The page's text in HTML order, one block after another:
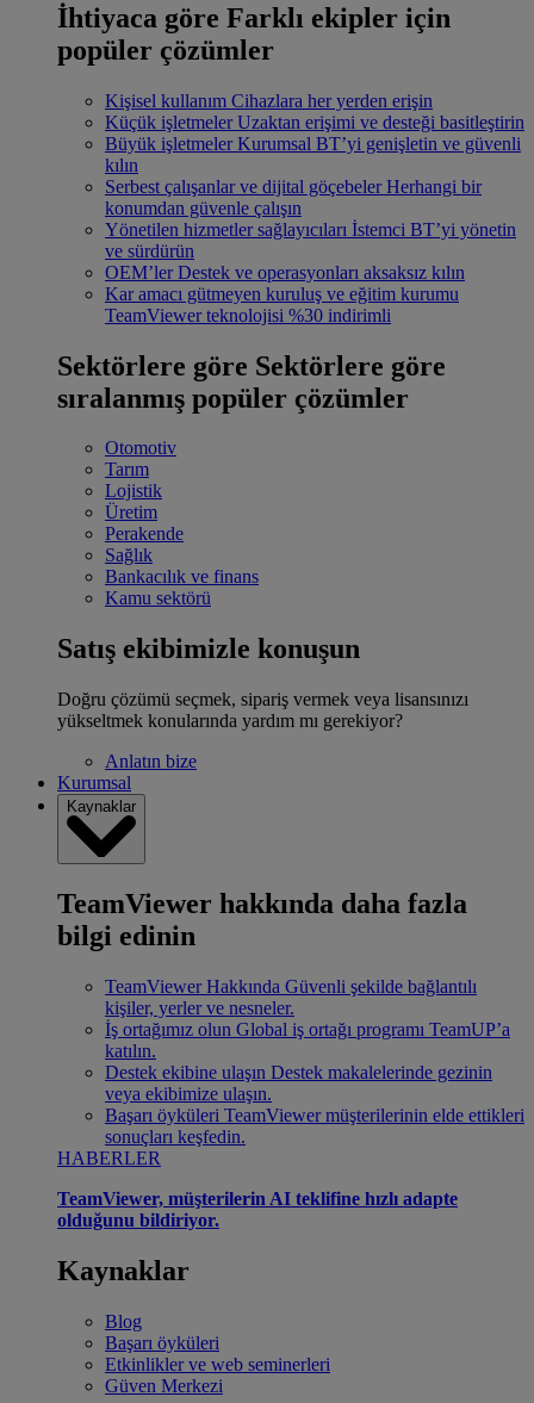
İhtiyaca göre Farklı ekipler için
popüler çözümler
Kişisel kullanım Cihazlara her yerden erişin
Küçük işletmeler Uzaktan erişimi ve desteği basitleştirin
Büyük işletmeler Kurumsal BT’yi genişletin ve güvenli
kılın
Serbest çalışanlar ve dijital göçebeler Herhangi bir
konumdan güvenle çalışın
Yönetilen hizmetler sağlayıcıları İstemci BT’yi yönetin
ve sürdürün
OEM’ler Destek ve operasyonları aksaksız kılın
Kar amacı gütmeyen kuruluş ve eğitim kurumu
TeamViewer teknolojisi %30 indirimli
Sektörlere göre Sektörlere göre
sıralanmış popüler çözümler
Otomotiv
Tarım
Lojistik
Üretim
Perakende
Sağlık
Bankacılık ve finans
Kamu sektörü
Satış ekibimizle konuşun
Doğru çözümü seçmek, sipariş vermek veya lisansınızı
yükseltmek konularında yardım mı gerekiyor?
Anlatın bize
Kurumsal
Kaynaklar
TeamViewer hakkında daha fazla
bilgi edinin
TeamViewer Hakkında Güvenli şekilde bağlantılı
kişiler, yerler ve nesneler.
İş ortağımız olun Global iş ortağı programı TeamUP’a
katılın.
Destek ekibine ulaşın Destek makalelerinde gezinin
veya ekibimize ulaşın.
Başarı öyküleri TeamViewer müşterilerinin elde ettikleri
sonuçları keşfedin.
HABERLER
TeamViewer, müşterilerin AI teklifine hızlı adapte
olduğunu bildiriyor.
Kaynaklar
Blog
Başarı öyküleri
Etkinlikler ve web seminerleri
Güven Merkezi